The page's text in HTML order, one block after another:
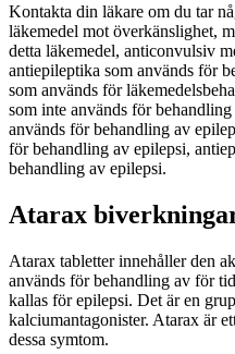
Kontakta din läkare om du tar
läkemedel mot överkänslighet,
detta läkemedel, anticonvulsiv
antiepileptika som används för
som används för
som inte används för
används för behandling av
för behandling av epilepsi,
behandling av epilepsi.
Atarax
Atarax tabletter innehåller den
används för behandling av för
kallas för epilepsi. Det är en
kalciumantagonister. Atarax är
dessa symtom.